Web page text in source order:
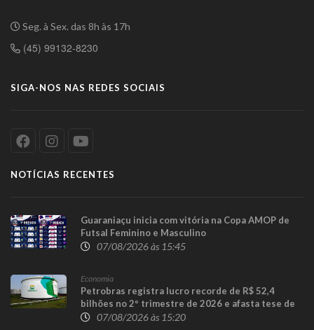
Seg. à Sex. das 8h às 17h
(45) 99132-8230
SIGA-NOS NAS REDES SOCIAIS
NOTÍCIAS RECENTES
Guaraniaçu inicia com vitória na Copa AMOP de
Futsal Feminino e Masculino
07/08/2026 às 15:45
Economia
Petrobras registra lucro recorde de R$ 52,4
bilhões no 2º trimestre de 2026 e afasta tese de
defasagem nos combustíveis
07/08/2026 às 15:20